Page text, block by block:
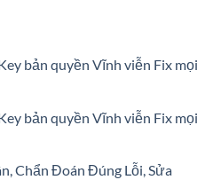
bản quyền Vĩnh viễn Fix mọi
bản quyền Vĩnh viễn Fix mọi
Chẩn Đoán Đúng Lỗi, Sửa